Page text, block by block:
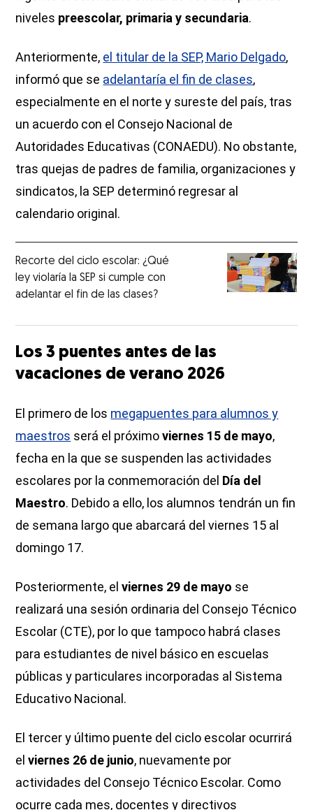
niveles preescolar, primaria y secundaria.
Anteriormente, el titular de la SEP, Mario Delgado,
informó que se adelantaría el fin de clases,
especialmente en el norte y sureste del país, tras
un acuerdo con el Consejo Nacional de
Autoridades Educativas (CONAEDU). No obstante,
tras quejas de padres de familia, organizaciones y
sindicatos, la SEP determinó regresar al
calendario original.
Recorte del ciclo escolar: ¿Qué
ley violaría la SEP si cumple con
adelantar el fin de las clases?
Los 3 puentes antes de las
vacaciones de verano 2026
El primero de los megapuentes para alumnos y
maestros será el próximoviernes 15 de mayo,
fecha en la que se suspenden las actividades
escolares por la conmemoración del Día del
Maestro. Debido a ello, los alumnos tendrán un fin
de semana largo que abarcará del viernes 15 al
domingo 17.
Posteriormente, elviernes 29 de mayo se
realizará una sesión ordinaria del Consejo Técnico
Escolar (CTE), por lo que tampoco habrá clases
para estudiantes de nivel básico en escuelas
públicas y particulares incorporadas al Sistema
Educativo Nacional.
El tercer y último puente del ciclo escolar ocurrirá
el viernes 26 de junio, nuevamente por
actividades del Consejo Técnico Escolar. Como
ocurre cada mes, docentes y directivos